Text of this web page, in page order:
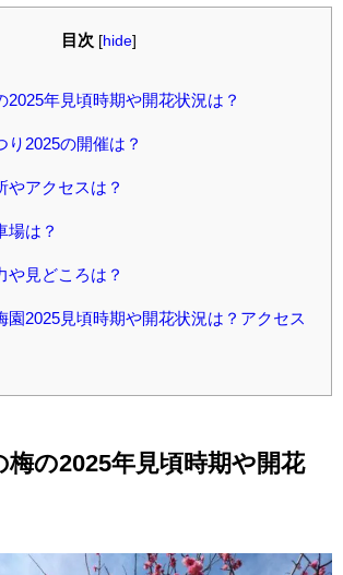
目次 [hide]
2025年見頃時期や開花状況は？
り2025の開催は？
やアクセスは？
場は？
や見どころは？
園2025見頃時期や開花状況は？アクセス
梅の2025年見頃時期や開花